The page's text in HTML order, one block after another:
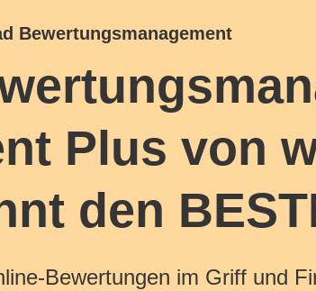
Bewertungsmanagement
Plus von
den
Bewertungen im Griff und